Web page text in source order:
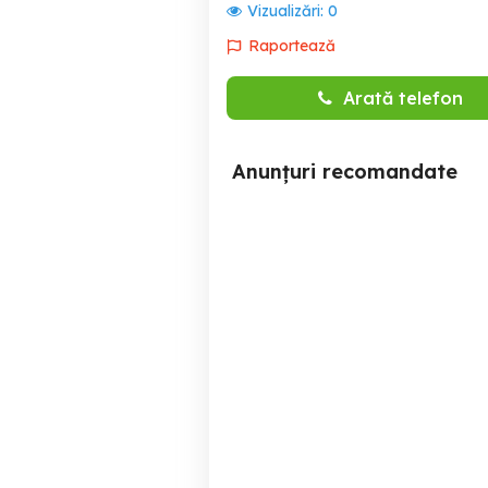
Vizualizări: 0
Raportează
Arată telefon
Anunțuri recomandate